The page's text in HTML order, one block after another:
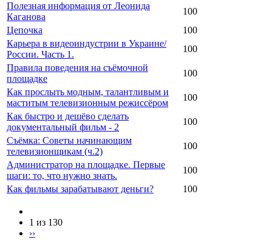
Полезная информация от Леонида
Каганова
100
Цепочка
100
Карьера в видеоиндустрии в Украине/
России. Часть 1.
100
Правила поведения на съёмочной
площадке
100
Как прослыть модным, талантливым и
маститым телевизионным режиссёром
100
Как быстро и дешёво сделать
документальный фильм - 2
100
Съёмка: Советы начинающим
телевизионщикам (ч.2)
100
Администратор на площадке. Первые
шаги: то, что нужно знать.
100
Как фильмы зарабатывают деньги?
100
1 из 130
››